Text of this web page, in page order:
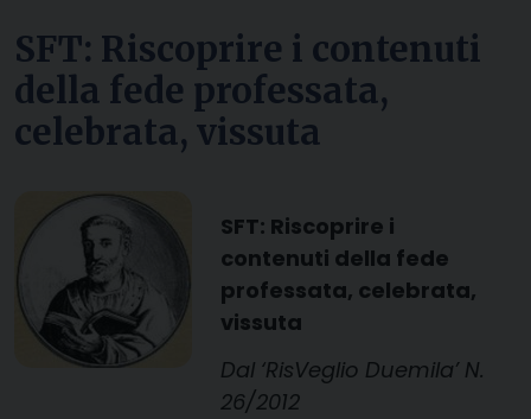
SFT: Riscoprire i contenuti
della fede professata,
celebrata, vissuta
SFT: Riscoprire i
contenuti della fede
professata, celebrata,
vissuta
Dal ‘RisVeglio Duemila’ N.
26/2012